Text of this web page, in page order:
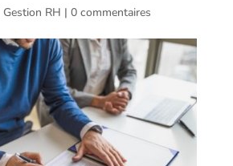
Gestion RH | 0 commentaires